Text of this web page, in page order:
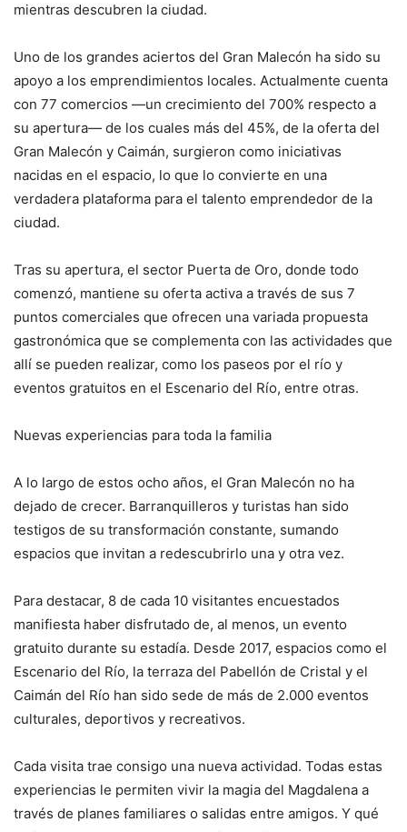
mientras descubren la ciudad.
Uno de los grandes aciertos del Gran Malecón ha sido su
apoyo a los emprendimientos locales. Actualmente cuenta
con 77 comercios —un crecimiento del 700% respecto a
su apertura— de los cuales más del 45%, de la oferta del
Gran Malecón y Caimán, surgieron como iniciativas
nacidas en el espacio, lo que lo convierte en una
verdadera plataforma para el talento emprendedor de la
ciudad.
Tras su apertura, el sector Puerta de Oro, donde todo
comenzó, mantiene su oferta activa a través de sus 7
puntos comerciales que ofrecen una variada propuesta
gastronómica que se complementa con las actividades que
allí se pueden realizar, como los paseos por el río y
eventos gratuitos en el Escenario del Río, entre otras.
Nuevas experiencias para toda la familia
A lo largo de estos ocho años, el Gran Malecón no ha
dejado de crecer. Barranquilleros y turistas han sido
testigos de su transformación constante, sumando
espacios que invitan a redescubrirlo una y otra vez.
Para destacar, 8 de cada 10 visitantes encuestados
manifiesta haber disfrutado de, al menos, un evento
gratuito durante su estadía. Desde 2017, espacios como el
Escenario del Río, la terraza del Pabellón de Cristal y el
Caimán del Río han sido sede de más de 2.000 eventos
culturales, deportivos y recreativos.
Cada visita trae consigo una nueva actividad. Todas estas
experiencias le permiten vivir la magia del Magdalena a
través de planes familiares o salidas entre amigos. Y qué